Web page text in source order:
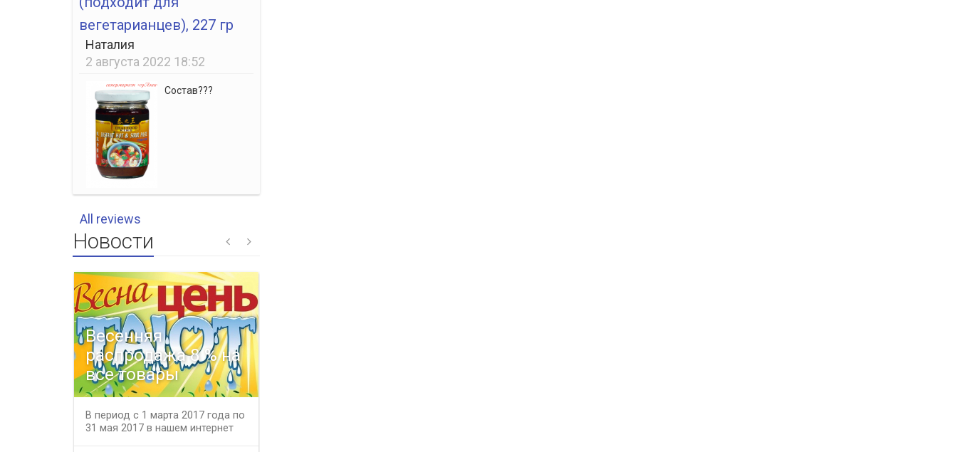
вегетарианцев), 227 гр
Наталия
2 августа 2022 18:52
Состав???
All reviews
Новости
Весенняя
распродажа 8 % на
все товары
В период с 1 марта 2017 года по
31 мая 2017 в нашем интернет